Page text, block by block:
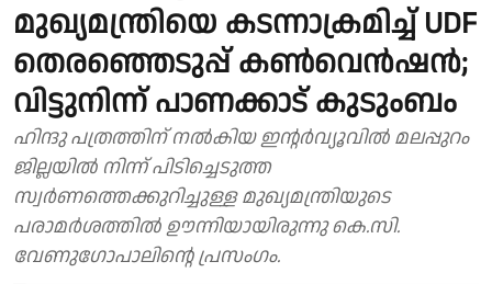
മുഖ്യമന്ത്രിയെ കടന്നാക്രമിച്ച് UDF
തെരഞ്ഞെടുപ്പ് കണ്‍വെന്‍ഷന്‍;
വിട്ടുനിന്ന് പാണക്കാട് കുടുംബം
ഹിന്ദു പത്രത്തിന് നൽകിയ ഇന്റർവ്യൂവിൽ മലപ്പുറം
ജില്ലയിൽ നിന്ന് പിടിച്ചെടുത്ത
സ്വർണത്തെക്കുറിച്ചുള്ള മുഖ്യമന്ത്രിയുടെ
പരാമർശത്തിൽ ഊന്നിയായിരുന്നു കെ.സി.
വേണുഗോപാലിൻ്റെ പ്രസംഗം.